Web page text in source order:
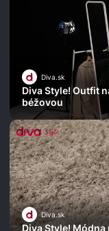
Diva.sk
Diva Style! Outfit
béžovou
Diva.sk
Diva Style!